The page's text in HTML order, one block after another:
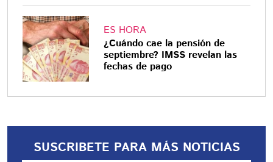
ES HORA
¿Cuándo cae la pensión de
septiembre? IMSS revelan las
fechas de pago
SUSCRIBETE PARA MÁS NOTICIAS